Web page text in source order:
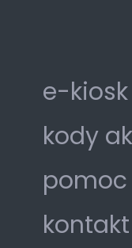
e-
kody
pomoc
kontakt